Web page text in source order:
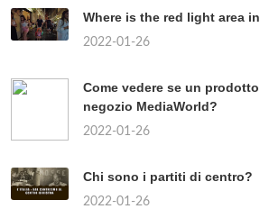
Where is the red light area
2022-01-26
Come vedere se un
negozio MediaWorld?
2022-01-26
Chi sono i partiti di centro?
2022-01-26